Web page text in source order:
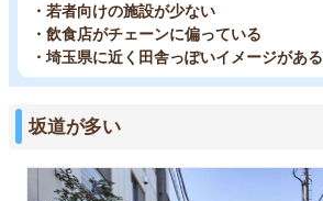
・若者向けの施設が少ない
・飲食店がチェーンに偏っている
・埼玉県に近く田舎っぽいイメージがある
坂道が多い